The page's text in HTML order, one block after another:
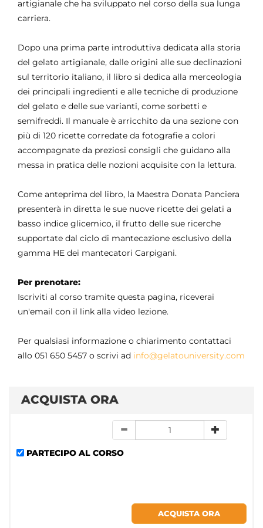
artigianale che ha sviluppato nel corso della sua lunga
carriera.
Dopo una prima parte introduttiva dedicata alla storia
del gelato artigianale, dalle origini alle sue declinazioni
sul territorio italiano, il libro si dedica alla merceologia
dei principali ingredienti e alle tecniche di produzione
del gelato e delle sue varianti, come sorbetti e
semifreddi. Il manuale è arricchito da una sezione con
più di 120 ricette corredate da fotografie a colori
accompagnate da preziosi consigli che guidano alla
messa in pratica delle nozioni acquisite con la lettura.
Come anteprima del libro, la Maestra Donata Panciera
presenterà in diretta le sue nuove ricette dei gelati a
basso indice glicemico, il frutto delle sue ricerche
supportate dal ciclo di mantecazione esclusivo della
gamma HE dei mantecatori Carpigani.
Per prenotare:
Iscriviti al corso tramite questa pagina, riceverai
un'email con il link alla video lezione.
Per qualsiasi informazione o chiarimento contattaci
allo 051 650 5457 o scrivi ad info@gelatouniversity.com
ACQUISTA ORA
PARTECIPO AL CORSO